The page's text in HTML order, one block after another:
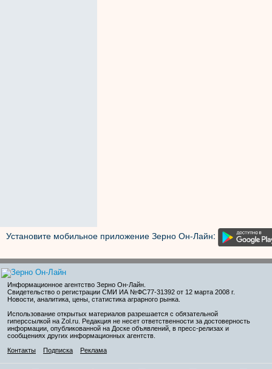
Установите мобильное приложение Зерно Он-Лайн:
Информационное агентство Зерно Он-Лайн
Свидетельство о регистрации СМИ ИА №ФС77-31392 от 12 марта 2008 г.
Новости, аналитика, цены, статистика аграрного рынка.
Использование открытых материалов разрешается с обязательной
гиперссылкой на Zol.ru. Редакция не несет ответственности за достоверность
информации, опубликованной на Доске объявлений, в пресс-релизах и
сообщениях других информационных агентств.
Контакты
Подписка Реклама